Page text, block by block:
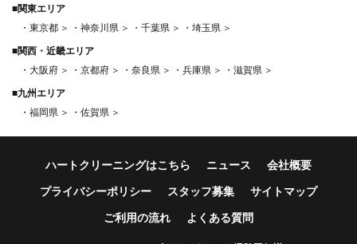
■関東エリア
・東京都 ＞
・神奈川県 ＞ ・千葉県 ＞
・埼玉県 ＞
■関西・近畿エリア
・大阪府 ＞
・京都府 ＞ ・奈良県 ＞ ・兵庫県 ＞
・滋賀県 ＞
■九州エリア
・福岡県 ＞
・佐賀県 ＞
ハートクリーニングはこちら ニュース
会社概要
プライバシーポリシー
スタッフ募集
サイトマップ
ご利用の流れ
よくある質問